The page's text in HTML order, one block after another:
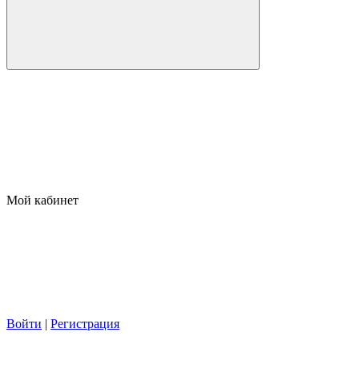
Мой кабинет
Войти | Регистрация